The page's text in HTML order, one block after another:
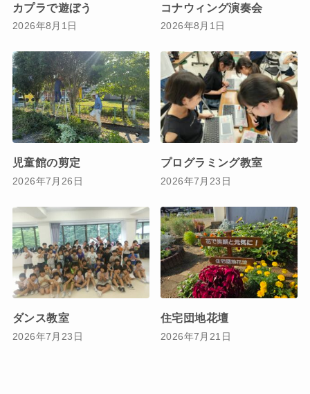
カプラで遊ぼう
2026年8月1日
コナウィング演奏会
2026年8月1日
児童館の剪定
2026年7月26日
プログラミング教室
2026年7月23日
ダンス教室
2026年7月23日
住宅団地花壇
2026年7月21日